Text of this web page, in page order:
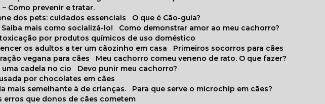
– Como prevenir e tratar.
dos pets: cuidados essenciais
O que é Cão-guia?
Saiba mais como socializá-lo!
Como demonstrar amor ao meu cachorro?
por produtos químicos de uso doméstico
os adultos a ter um cãozinho em casa
Primeiros socorros para cães
ração vegana para cães
Meu cachorro comeu veneno de rato. O que fazer?
uma cadela no cio
Devo punir meu cachorro?
por chocolates em cães
mais semelhante à de crianças.
Para que serve o microchip em cães?
erros que donos de cães cometem